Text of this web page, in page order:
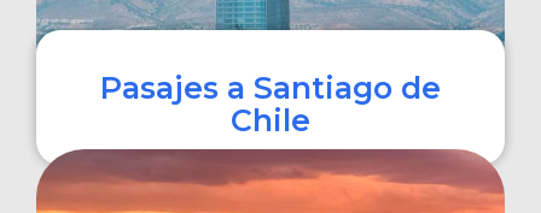
Pasajes a Santiago de
Chile